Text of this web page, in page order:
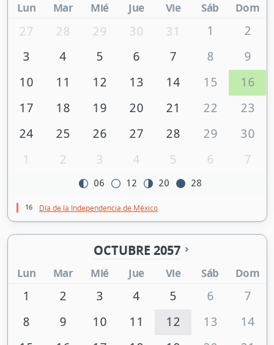
Lun Mar Mié Jue Vie Sáb Dom
27 28 29 30 31 1
2
3
4 5 6 7 8
9
10
11 12 13 14 15
16
17
18 19 20 21 22
23
24
25 26 27 28 29
30
1
2 3 4 5 6 7
06 12 20 28
16 Día de la Independencia de México
OCTUBRE 2057
Lun Mar Mié Jue Vie Sáb Dom
1 2 3 4 5 6
7
8
9 10 11 12 13
14